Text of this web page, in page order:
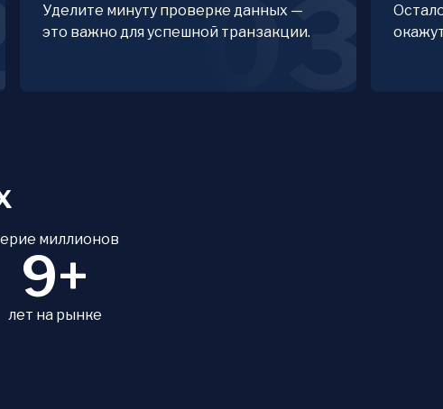
Уделите минуту проверке данных —
это важно для успешной транзакции.
03
миллионов
9+
лет на рынке